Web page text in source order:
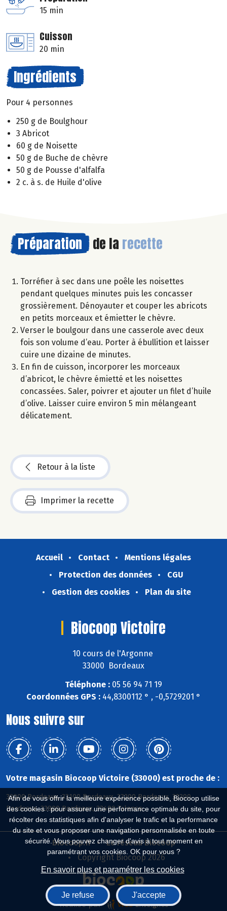
Afin de vous offrir la meilleure expérience possible, Biocoop utilise
des cookies : pour assurer une performance optimale du site, pour
récolter des statistiques afin d'analyser le trafic et la performance
du site et vous proposer une navigation personnalisée en toute
sécurité. Vous pouvez changer d'avis à tout moment en
paramétrant vos cookies. OK pour vous ?
En savoir plus et paramétrer les cookies
Je refuse J'accepte
15 min
Cuisson
20 min
Ingrédients
Pour 4 personnes
250 g de Boulghour
3 Abricot
60 g de Noisette
50 g de Buche de chèvre
50 g de Pousse d'alfalfa
2 c. à s. de Huile d'olive
Préparation de la recette
Torréfier à sec dans une poêle les noisettes
pendant quelques minutes puis les concasser
grossièrement. Dénoyauter et couper les abricots
en petits morceaux et émietter le chèvre.
Verser le boulgour dans une casserole avec deux
fois son volume d’eau. Porter à ébullition et laisser
cuire une dizaine de minutes.
En fin de cuisson, incorporer les morceaux
d’abricot, le chèvre émietté et les noisettes
concassées. Saler, poivrer et ajouter un filet d’huile
d’olive. Laisser cuire environ 5 min mélangeant
délicatement.
Retour à la liste
Imprimer la recette
Accueil Contact
Mentions légales
Protection des données
CGU
Gestion des cookies
Plan du site
Biocoop Victoire
10 cours de l'Argonne
33000 Bordeaux
Téléphone : 05 56 94 71 19
Coordonnées GPS : 44,8300112 ° , -0,5729201 °
Nous suivre sur
Votre magasin Biocoop Victoire (33000) est proche de :
33000 Bordeaux, 33100 Bordeaux, 33200 Bordeaux, 33300
Bordeaux, 33800 Bordeaux, 33400 Talence
Biocoop.fr
Le réseau Biocoop
Copyright Biocoop 2026
Réalisé par